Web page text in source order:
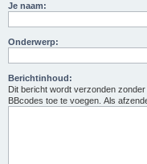
Je naam:
Onderwerp:
Berichtinhoud:
Dit bericht wordt verzonden
BBcodes toe te voegen. Als